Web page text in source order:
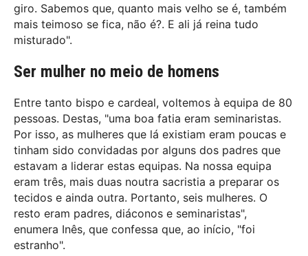
giro. Sabemos que, quanto mais velho se é, também
mais teimoso se fica, não é?. E ali já reina tudo
misturado".
Ser mulher no meio de homens
Entre tanto bispo e cardeal, voltemos à equipa de 80
pessoas. Destas, "uma boa fatia eram seminaristas.
Por isso, as mulheres que lá existiam eram poucas e
tinham sido convidadas por alguns dos padres que
estavam a liderar estas equipas. Na nossa equipa
eram três, mais duas noutra sacristia a preparar os
tecidos e ainda outra. Portanto, seis mulheres. O
resto eram padres, diáconos e seminaristas",
enumera Inês, que confessa que, ao início, "foi
estranho".